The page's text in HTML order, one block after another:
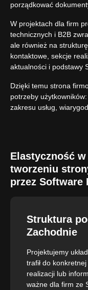
porządkować
W projektach dla firm
technicznych i B2B
ale również na
kontaktowe, sekcje
aktualności i podstawy
Dzięki temu strona
potrzeby
zakresu usług,
Elastyczność
tworzeniu
przez Software
Struktura
Zachodnie
Projektujemy
trafił do
realizacji lub
ważne dla firm ze